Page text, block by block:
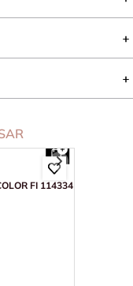
FI 114334